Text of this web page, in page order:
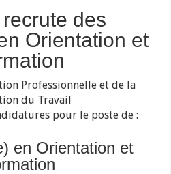
des
Orientation et
Professionnelle et de la
du Travail
pour le poste de :
en Orientation et